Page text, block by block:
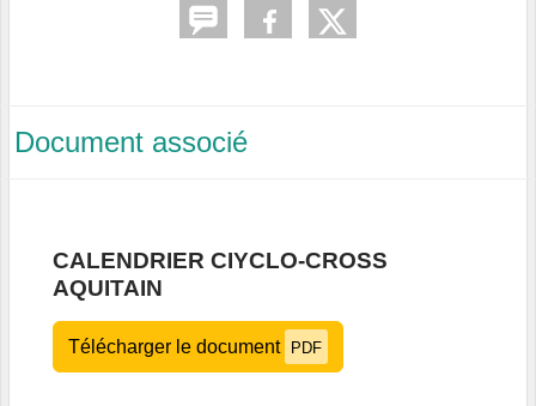
Document associé
CALENDRIER CIYCLO-CROSS
AQUITAIN
Télécharger le document PDF